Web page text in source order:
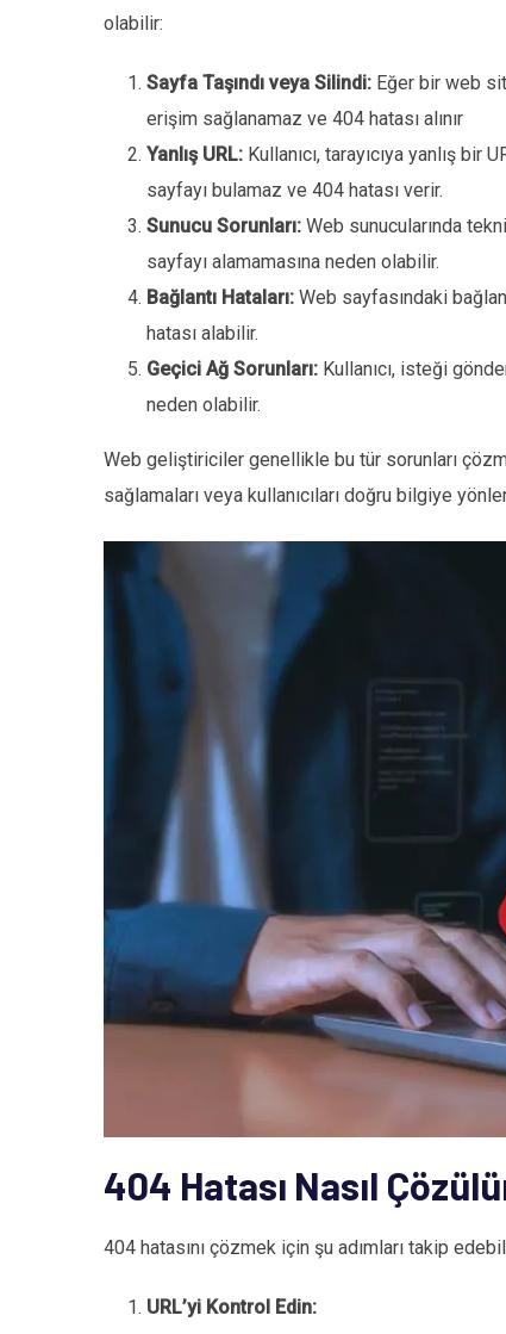
olabilir:
Sayfa Taşındı veya Silindi: Eğer bir web
erişim sağlanamaz ve 404 hatası alınır
Yanlış URL: Kullanıcı, tarayıcıya yanlış
sayfayı bulamaz ve 404 hatası verir.
Sunucu Sorunları: Web sunucularında
sayfayı alamamasına neden olabilir.
Bağlantı Hataları: Web sayfasındaki
hatası alabilir.
Geçici Ağ Sorunları: Kullanıcı, isteği
neden olabilir.
Web geliştiriciler genellikle bu tür sorunları
sağlamaları veya kullanıcıları doğru bilgiye
404 Hatası Nasıl
404 hatasını çözmek için şu adımları takip
URL’yi Kontrol Edin: